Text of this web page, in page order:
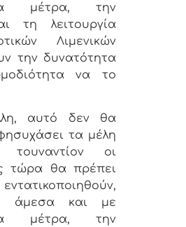
μέτρα, την
τη λειτουργία
Λιμενικών
την δυνατότητα
να το
αυτό δεν θα
τα μέλη
οι
τώρα θα πρέπει
άμεσα και με
μέτρα, την